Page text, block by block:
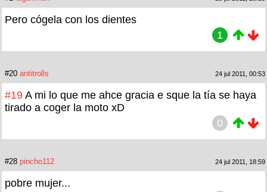
Pero cógela con los dientes
1
#20 antitrolls 24 jul 2011, 00:53
#19 A mi lo que me ahce gracia e sque la tía se haya
tirado a coger la moto xD
0
#28 pincho112 24 jul 2011, 18:59
pobre mujer...